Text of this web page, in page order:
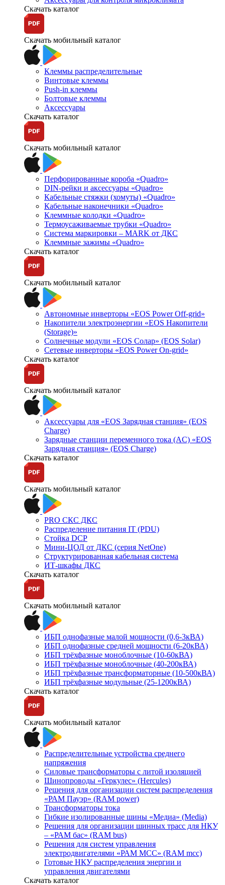
Скачать каталог
Скачать мобильный каталог
Клеммы распределительные
Винтовые клеммы
Push-in клеммы
Болтовые клеммы
Аксессуары
Скачать каталог
Скачать мобильный каталог
Перфорированные короба «Quadro»
DIN-рейки и аксессуары «Quadro»
Кабельные стяжки (хомуты) «Quadro»
Кабельные наконечники «Quadro»
Клеммные колодки «Quadro»
Термоусаживаемые трубки «Quadro»
Система маркировки – MARK от ДКС
Клеммные зажимы «Quadro»
Скачать каталог
Скачать мобильный каталог
Автономные инверторы «EOS Power Off-grid»
Накопители электроэнергии «EOS Накопители
(Storage)»
Солнечные модули «EOS Солар» (EOS Solar)
Сетевые инверторы «EOS Power On-grid»
Скачать каталог
Скачать мобильный каталог
Аксессуары для «EOS Зарядная станция» (EOS
Charge)
Зарядные станции переменного тока (AC) «EOS
Зарядная станция» (EOS Charge)
Скачать каталог
Скачать мобильный каталог
PRO СКС ДКС
Распределение питания IT (PDU)
Стойка DCP
Мини-ЦОД от ДКС (серия NetOne)
Структурированная кабельная система
ИТ-шкафы ДКС
Скачать каталог
Скачать мобильный каталог
ИБП однофазные малой мощности (0,6-3кВА)
ИБП однофазные средней мощности (6-20кВА)
ИБП трёхфазные моноблочные (10-60кВА)
ИБП трёхфазные моноблочные (40-200кВА)
ИБП трёхфазные трансформаторные (10-500кВА)
ИБП трёхфазные модульные (25-1200кВА)
Скачать каталог
Скачать мобильный каталог
Распределительные устройства среднего
напряжения
Силовые трансформаторы с литой изоляцией
Шинопроводы «Геркулес» (Hercules)
Решения для организации систем распределения
«РАМ Пауэр» (RAM power)
Трансформаторы тока
Гибкие изолированные шины «Медиа» (Media)
Решения для организации шинных трасс для НКУ
– «РАМ бас» (RAM bus)
Решения для систем управления
электродвигателями «РАМ МСС» (RAM mcc)
Готовые НКУ распределения энергии и
управления двигателями
Скачать каталог